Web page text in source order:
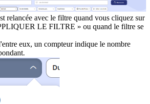
relancée avec le filtre quand vous cliquez sur
LE FILTRE » ou quand le filtre se
eux, un compteur indique le nombre